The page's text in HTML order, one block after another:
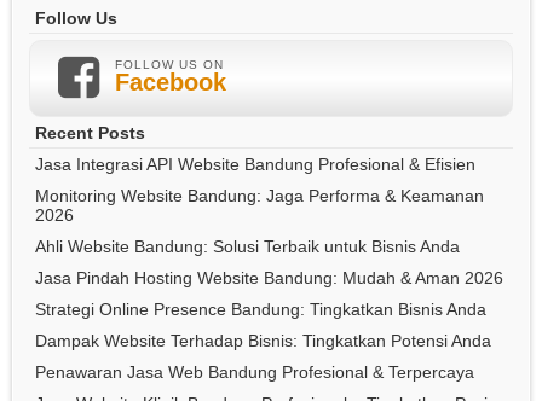
Follow Us
FOLLOW US ON
Facebook
Recent Posts
Jasa Integrasi API Website Bandung Profesional & Efisien
Monitoring Website Bandung: Jaga Performa & Keamanan
2026
Ahli Website Bandung: Solusi Terbaik untuk Bisnis Anda
Jasa Pindah Hosting Website Bandung: Mudah & Aman 2026
Strategi Online Presence Bandung: Tingkatkan Bisnis Anda
Dampak Website Terhadap Bisnis: Tingkatkan Potensi Anda
Penawaran Jasa Web Bandung Profesional & Terpercaya